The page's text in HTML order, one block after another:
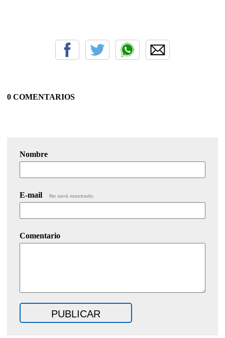
0 COMENTARIOS
Nombre
E-mail No será mostrado.
Comentario